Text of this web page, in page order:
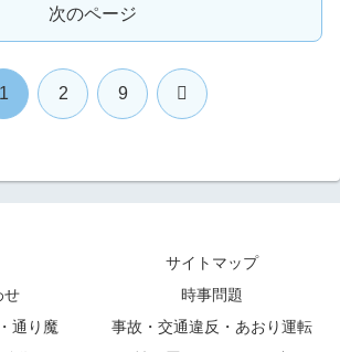
次のページ
1 2 9 次
サイトマップ
せ
時事問題
通り魔
事故・交通違反・あおり運転